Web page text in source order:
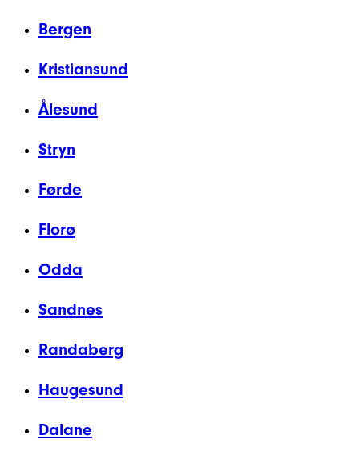
Bergen
Kristiansund
Ålesund
Stryn
Førde
Florø
Odda
Sandnes
Randaberg
Haugesund
Dalane